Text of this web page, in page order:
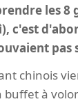
les 8
c'est
pas
chinois
buffet à